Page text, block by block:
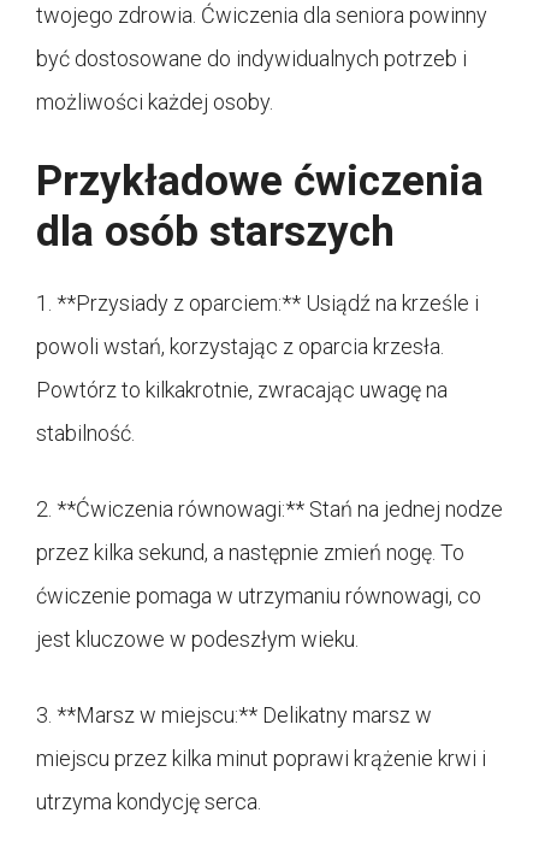
twojego zdrowia. Ćwiczenia dla seniora powinny
być dostosowane do indywidualnych potrzeb i
możliwości każdej osoby.
Przykładowe ćwiczenia
dla osób starszych
1. **Przysiady z oparciem:** Usiądź na krześle i
powoli wstań, korzystając z oparcia krzesła.
Powtórz to kilkakrotnie, zwracając uwagę na
stabilność.
2. **Ćwiczenia równowagi:** Stań na jednej nodze
przez kilka sekund, a następnie zmień nogę. To
ćwiczenie pomaga w utrzymaniu równowagi, co
jest kluczowe w podeszłym wieku.
3. **Marsz w miejscu:** Delikatny marsz w
miejscu przez kilka minut poprawi krążenie krwi i
utrzyma kondycję serca.